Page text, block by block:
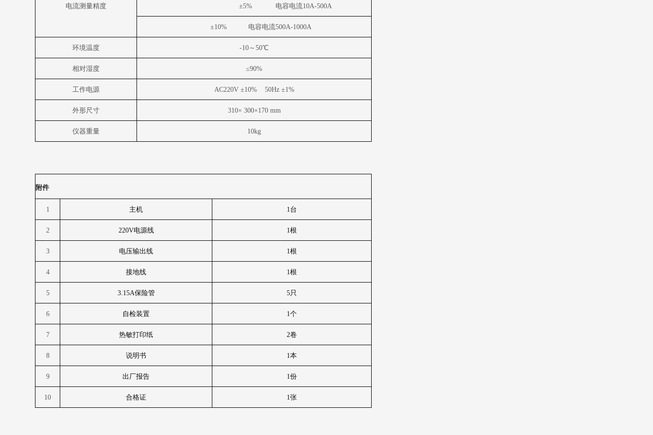
电流测量精度 ±5% 电容电流10A-500A
±10% 电容电流500A-1000A
环境温度 -10 ～ 50℃
相对湿度 ≤90%
工作电源 AC220V ±10% 50Hz ±1%
外形尺寸 310× 300×170 mm
仪器重量 10kg
附件
1 主机 1台
2 220V电源线 1根
3 电压输出线 1根
4 接地线 1根
5 3.15A保险管 5只
6 自检装置 1个
7 热敏打印纸 2卷
8 说明书 1本
9 出厂报告 1份
10 合格证 1张